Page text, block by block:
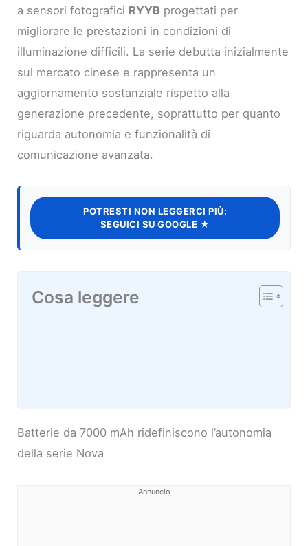
a sensori fotografici RYYB progettati per
migliorare le prestazioni in condizioni di
illuminazione difficili. La serie debutta inizialmente
sul mercato cinese e rappresenta un
aggiornamento sostanziale rispetto alla
generazione precedente, soprattutto per quanto
riguarda autonomia e funzionalità di
comunicazione avanzata.
POTRESTI NON LEGGERCI PIÙ:
SEGUICI SU GOOGLE ★
Cosa leggere
Batterie da 7000 mAh ridefiniscono l’autonomia
della serie Nova
Annuncio